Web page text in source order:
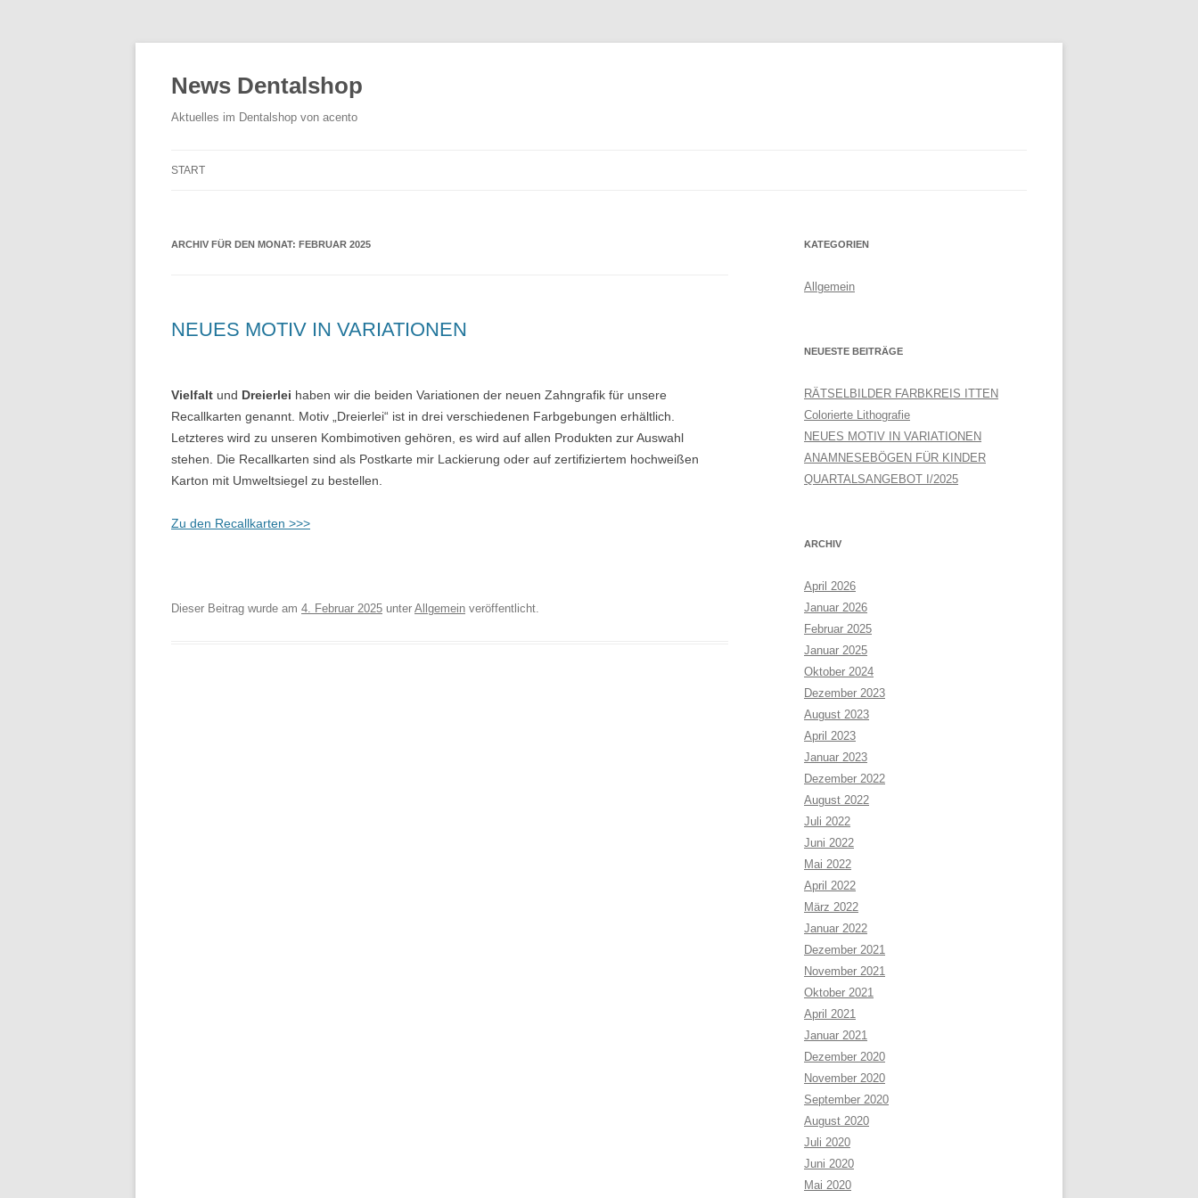
News Dentalshop
Aktuelles im Dentalshop von acento
START
ARCHIV FÜR DEN MONAT: FEBRUAR 2025
NEUES MOTIV IN VARIATIONEN
Vielfalt und Dreierlei haben wir die beiden Variationen der neuen Zahngrafik für unsere
Recallkarten genannt. Motiv „Dreierlei“ ist in drei verschiedenen Farbgebungen erhältlich.
Letzteres wird zu unseren Kombimotiven gehören, es wird auf allen Produkten zur Auswahl
stehen. Die Recallkarten sind als Postkarte mir Lackierung oder auf zertifiziertem hochweißen
Karton mit Umweltsiegel zu bestellen.
Zu den Recallkarten >>>
Dieser Beitrag wurde am 4. Februar 2025 unter Allgemein veröffentlicht.
KATEGORIEN
Allgemein
NEUESTE BEITRÄGE
RÄTSELBILDER FARBKREIS ITTEN
Colorierte Lithografie
NEUES MOTIV IN VARIATIONEN
ANAMNESEBÖGEN FÜR KINDER
QUARTALSANGEBOT I/2025
ARCHIV
April 2026
Januar 2026
Februar 2025
Januar 2025
Oktober 2024
Dezember 2023
August 2023
April 2023
Januar 2023
Dezember 2022
August 2022
Juli 2022
Juni 2022
Mai 2022
April 2022
März 2022
Januar 2022
Dezember 2021
November 2021
Oktober 2021
April 2021
Januar 2021
Dezember 2020
November 2020
September 2020
August 2020
Juli 2020
Juni 2020
Mai 2020